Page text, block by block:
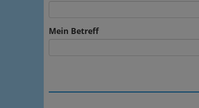
Mein Betreff